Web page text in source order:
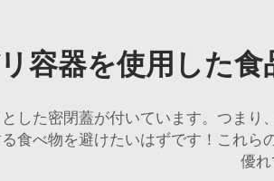
容器を使用した
した密閉蓋が付いています。つま
食べ物を避けたいはずです！これ
優れ